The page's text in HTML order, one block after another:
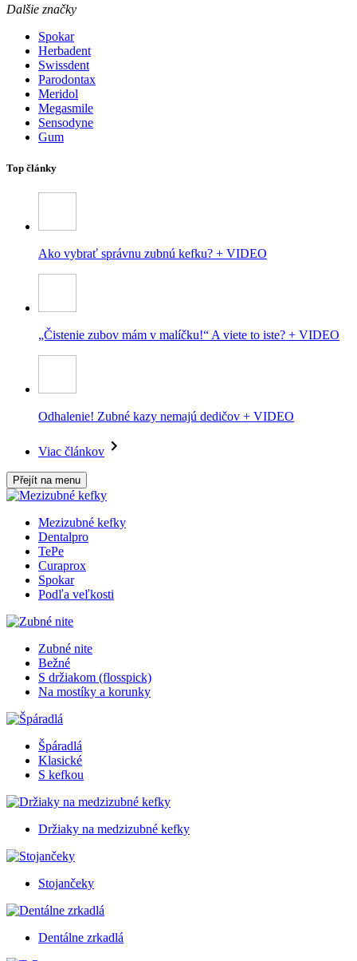
Dalšie značky
Spokar
Herbadent
Swissdent
Parodontax
Meridol
Megasmile
Sensodyne
Gum
Top články
Ako vybrať správnu zubnú kefku? + VIDEO
„Čistenie zubov mám v malíčku!“ A viete to iste? + VIDEO
Odhalenie! Zubné kazy nemajú dedičov + VIDEO
Viac článkov
Přejít na menu
Mezizubné kefky
Dentalpro
TePe
Curaprox
Spokar
Podľa veľkosti
Zubné nite
Bežné
S držiakom (flosspick)
Na mostíky a korunky
Špáradlá
Klasické
S kefkou
Držiaky na medzizubné kefky
Stojančeky
Dentálne zrkadlá